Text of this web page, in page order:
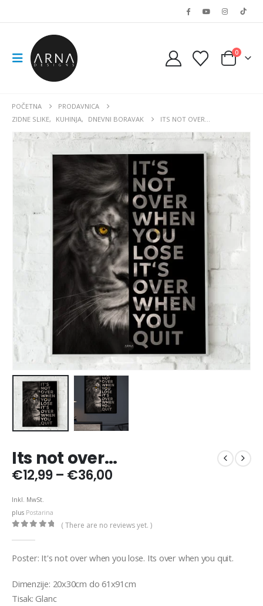
0
POČETNA
PRODAVNICA
ZIDNE SLIKE, KUHINJA, DNEVNI BORAVAK ITS NOT OVER…
Its not over…
€12,99 – €36,00Price
€36,00
Inkl. MwSt.
plus Postarina
( There are no reviews yet. )
Poster: It's not over when you lose. Its over when you quit.
Dimenzije: 20x30cm do 61x91cm
Tisak: Glanc